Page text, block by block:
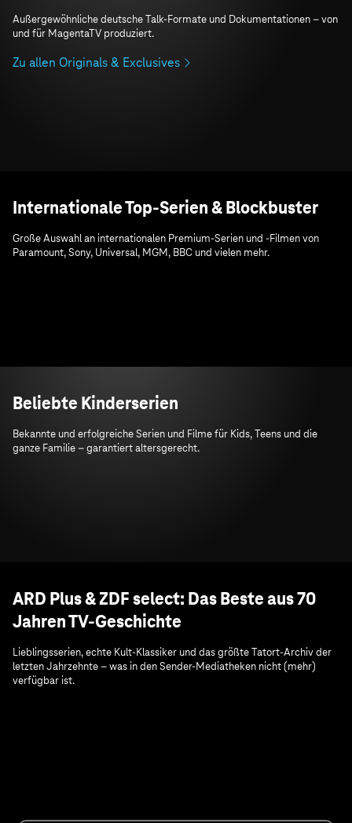
Außergewöhnliche deutsche Talk-Formate und Dokumentationen – von
und für MagentaTV produziert.
Zu allen Originals & Exclusives
Internationale Top-Serien & Blockbuster
Große Auswahl an internationalen Premium-Serien und -Filmen von
Paramount, Sony, Universal, MGM, BBC und vielen mehr.
Beliebte Kinderserien
Bekannte und erfolgreiche Serien und Filme für Kids, Teens und die
ganze Familie – garantiert altersgerecht.
ARD Plus & ZDF select: Das Beste aus 70
Jahren TV-Geschichte
Lieblingsserien, echte Kult-Klassiker und das größte Tatort-Archiv der
letzten Jahrzehnte – was in den Sender-Mediatheken nicht (mehr)
verfügbar ist.